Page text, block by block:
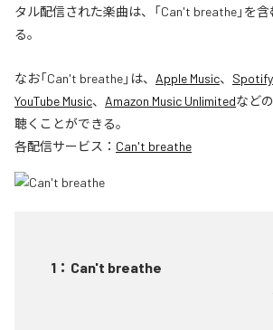
タル配信された楽曲は、「Can't breathe」を
る。
なお「Can't breathe」は、 Apple Music、 Spotify
YouTube Music、 Amazon Music Unlimitedなど
聴くことができる。
各配信サービス： Can't breathe
1 ： Can't breathe